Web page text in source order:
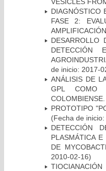
DIAGNÓSTICO
FASE 2:
DESARROLLO
DETECCIÓN
de inicio: 2017-
ANÁLISIS DE
GPL COMO
COLOMBIENSE.
PROTOTIPO
(Fecha de
DETECCIÓN
PLASMÁTICA
DE
2010-02-16)